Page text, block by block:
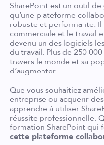
SharePoint est un outil de
qu’une plateforme
robuste et performante.
commerciale et le travail
devenu un des logiciels
du travail. Plus de 250
travers le monde et sa
d’augmenter.
Que vous souhaitiez
entreprise ou acquérir
apprendre à utiliser
réussite professionnelle.
formation SharePoint qui
cette plateforme